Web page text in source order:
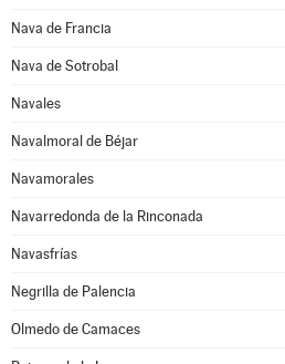
Nava de Francia
Nava de Sotrobal
Navales
Navalmoral de Béjar
Navamorales
Navarredonda de la Rinconada
Navasfrías
Negrilla de Palencia
Olmedo de Camaces